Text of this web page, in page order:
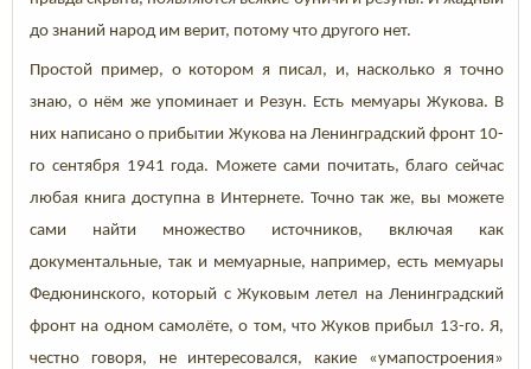
до знаний народ им верит, потому что другого нет.
Простой пример, о котором я писал, и, насколько я точно
знаю, о нём же упоминает и Резун. Есть мемуары Жукова. В
них написано о прибытии Жукова на Ленинградский фронт 10-
го сентября 1941 года. Можете сами почитать, благо сейчас
любая книга доступна в Интернете. Точно так же, вы можете
сами найти множество источников, включая как
документальные, так и мемуарные, например, есть мемуары
Федюнинского, который с Жуковым летел на Ленинградский
фронт на одном самолёте, о том, что Жуков прибыл 13-го. Я,
честно говоря, не интересовался, какие «умапостроения»